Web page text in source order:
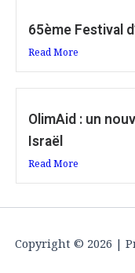
65ème Festival
Read More
OlimAid : un
Israël
Read More
Copyright © 2026 |